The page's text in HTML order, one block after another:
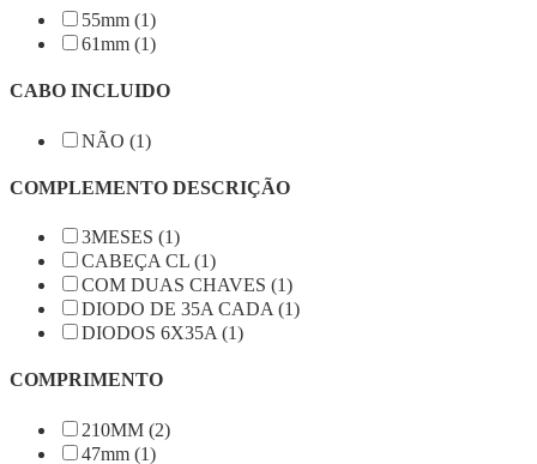
55mm (1)
61mm (1)
CABO INCLUIDO
NÃO (1)
COMPLEMENTO DESCRIÇÃO
3MESES (1)
CABEÇA CL (1)
COM DUAS CHAVES (1)
DIODO DE 35A CADA (1)
DIODOS 6X35A (1)
COMPRIMENTO
210MM (2)
47mm (1)